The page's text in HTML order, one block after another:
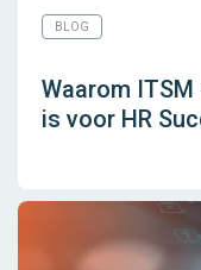
BLOG
Waarom
is voor HR